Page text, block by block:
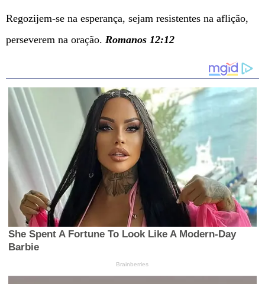
Regozijem-se na esperança, sejam resistentes na aflição,
perseverem na oração. Romanos 12:12